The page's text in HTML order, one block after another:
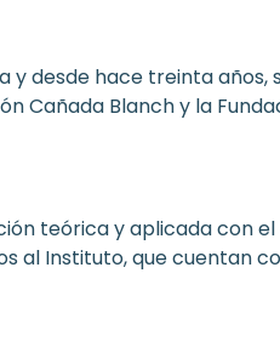
desde hace treinta años,
Cañada Blanch y la
teórica y aplicada con
al Instituto, que cuentan